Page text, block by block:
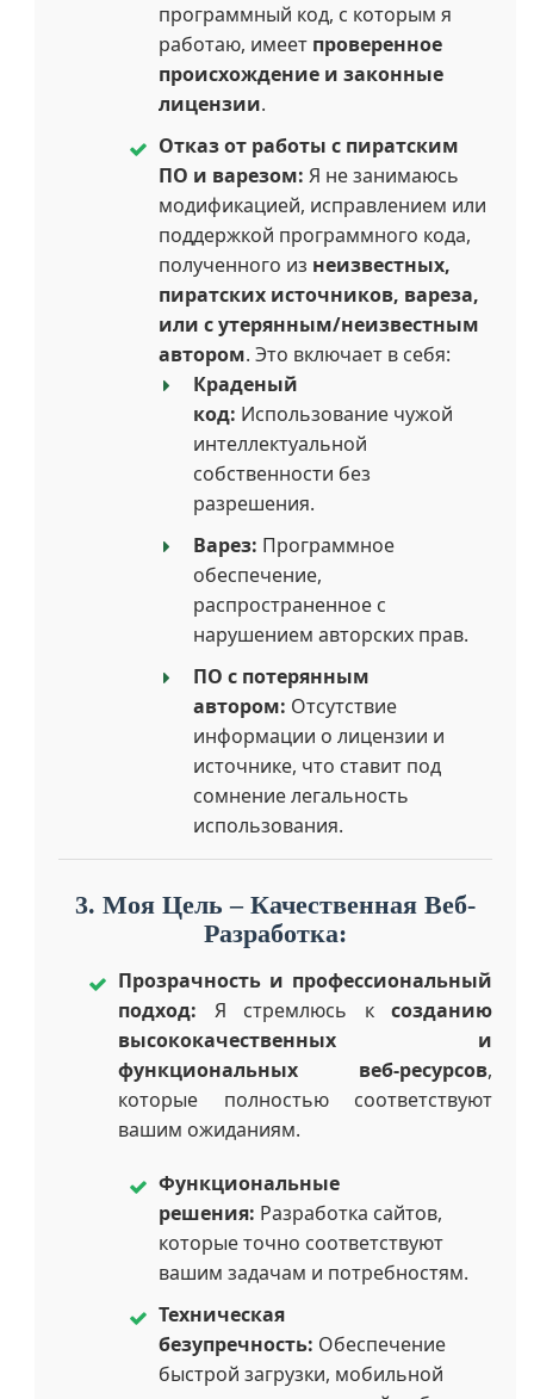
программный код, с которым я
работаю, имеет проверенное
происхождение и законные
лицензии.
Отказ от работы с пиратским
ПО и варезом: Я не занимаюсь
модификацией, исправлением или
поддержкой программного кода,
полученного из неизвестных,
пиратских источников, вареза,
или с утерянным/неизвестным
автором. Это включает в себя:
Краденый
код: Использование чужой
интеллектуальной
собственности без
разрешения.
Варез: Программное
обеспечение,
распространенное с
нарушением авторских прав.
ПО с потерянным
автором: Отсутствие
информации о лицензии и
источнике, что ставит под
сомнение легальность
использования.
3. Моя Цель – Качественная Веб-
Разработка:
Прозрачность и профессиональный
подход: Я стремлюсь к созданию
высококачественных и
функциональных веб-ресурсов,
которые полностью соответствуют
вашим ожиданиям.
Функциональные
решения: Разработка сайтов,
которые точно соответствуют
вашим задачам и потребностям.
Техническая
безупречность: Обеспечение
быстрой загрузки, мобильной